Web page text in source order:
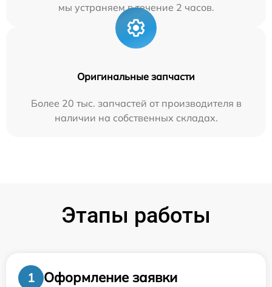
мы устраняем в течение 2 часов.
Оригинальные запчасти
Более 20 тыс. запчастей от производителя в
наличии на собственных складах.
Этапы работы
1
Оформление заявки